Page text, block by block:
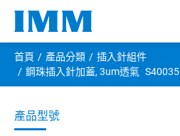
首頁 產品分類
插入針組件
鋼珠插入針加蓋, 3um透氣 S40035